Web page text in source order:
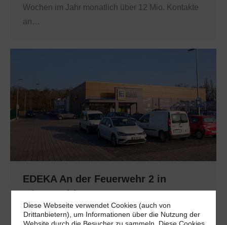
Wochen im Jahr monatlich über 12 Mio. Kontakte
an…
EDEKA An der Feuerwehr 2 in
Mittenwalde
Brandenburg Byadmin April 11, 2022
Diese Webseite verwendet Cookies (auch von
Drittanbietern), um Informationen über die Nutzung der